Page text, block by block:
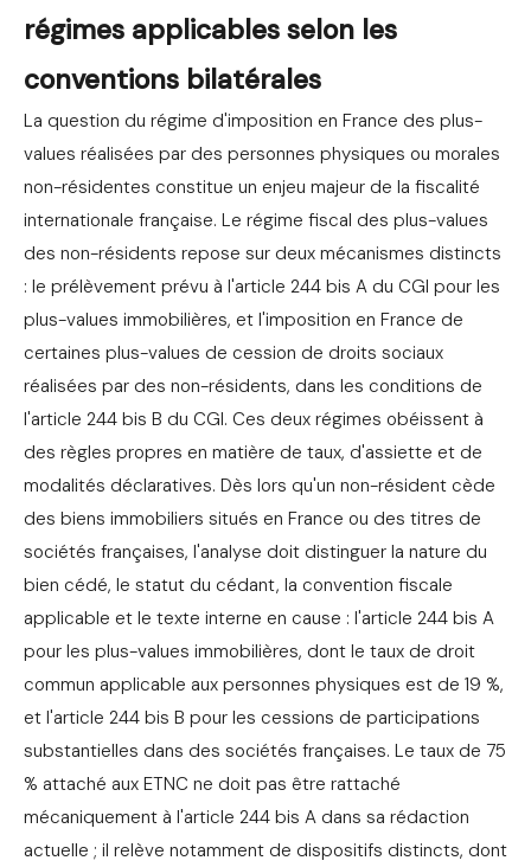
régimes applicables selon les
conventions bilatérales
La question du régime d'imposition en France des plus-
values réalisées par des personnes physiques ou morales
non-résidentes constitue un enjeu majeur de la fiscalité
internationale française. Le régime fiscal des plus-values
des non-résidents repose sur deux mécanismes distincts
: le prélèvement prévu à l'article 244 bis A du CGI pour les
plus-values immobilières, et l'imposition en France de
certaines plus-values de cession de droits sociaux
réalisées par des non-résidents, dans les conditions de
l'article 244 bis B du CGI. Ces deux régimes obéissent à
des règles propres en matière de taux, d'assiette et de
modalités déclaratives. Dès lors qu'un non-résident cède
des biens immobiliers situés en France ou des titres de
sociétés françaises, l'analyse doit distinguer la nature du
bien cédé, le statut du cédant, la convention fiscale
applicable et le texte interne en cause : l'article 244 bis A
pour les plus-values immobilières, dont le taux de droit
commun applicable aux personnes physiques est de 19 %,
et l'article 244 bis B pour les cessions de participations
substantielles dans des sociétés françaises. Le taux de 75
% attaché aux ETNC ne doit pas être rattaché
mécaniquement à l'article 244 bis A dans sa rédaction
actuelle ; il relève notamment de dispositifs distincts, dont